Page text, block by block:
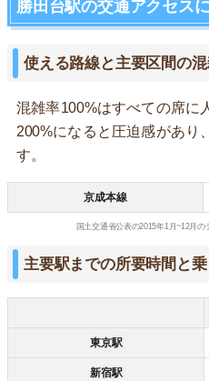
勝田台駅の交通アクセス
使える路線と主要区間の
混雑率100%はすべての席に
200%になると圧迫感があり
す。
京成本線
国土交通省公表の2015年1月~12月の
主要駅までの所要時間と
東京駅
新宿駅